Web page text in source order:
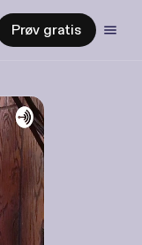
Prøv gratis